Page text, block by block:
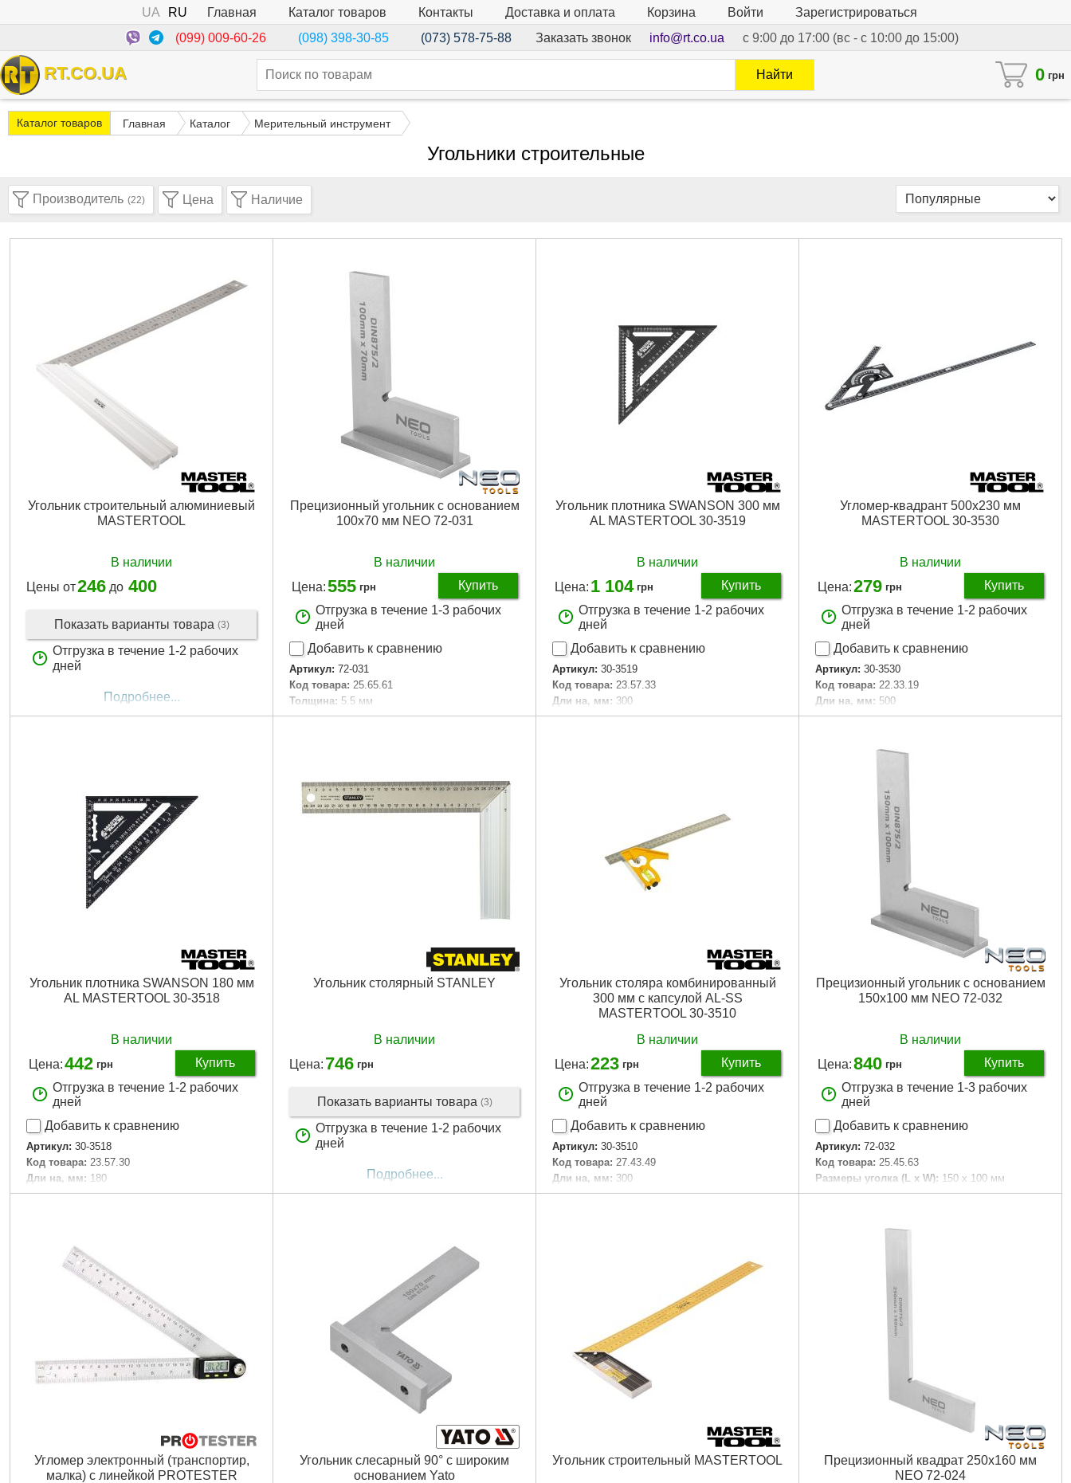
UA RU Главная Каталог товаров Контакты Доставка и оплата Корзина Войти
Зарегистрироваться
(099) 009-60-26
(098) 398-30-85 (073) 578-75-88 Заказать звонок info@rt.co.ua с 9:00 до 17:00 (вс - с 10:00 до 15:00)
RT.CO.UA 0 грн
Найти
Каталог товаров Главная Каталог Мерительный инструмент
Угольники строительные
Производитель (22) Цена Наличие
Угольник строительный алюминиевый
MASTERTOOL
В наличии
Цены от246 до 400
Показать варианты товара (3)
Отгрузка в течение 1-2 рабочих
дней
Подробнее...
Прецизионный угольник с основанием
100x70 мм NEO 72-031
В наличии
Цена:555 грн
Купить
Отгрузка в течение 1-3 рабочих
дней
Добавить к сравнению
Артикул: 72-031
Код товара: 25.65.61
Толщина: 5.5 мм
Размеры уголка (L x W): 100 x 70 мм
Подробнее...
Угольник плотника SWANSON 300 мм
AL MASTERTOOL 30-3519
В наличии
Цена: 1 104 грн
Купить
Отгрузка в течение 1-2 рабочих
дней
Добавить к сравнению
Артикул: 30-3519
Код товара: 23.57.33
Дли на, мм: 300
Габариты упаковки: 300x300x20 мм
Угломер-квадрант 500х230 мм
MASTERTOOL 30-3530
В наличии
Цена:279 грн
Купить
Отгрузка в течение 1-2 рабочих
дней
Добавить к сравнению
Артикул: 30-3530
Код товара: 22.33.19
Дли на, мм: 500
Ширина, мм: 230
Габариты упаковки:
Угольник плотника SWANSON 180 мм
AL MASTERTOOL 30-3518
В наличии
Цена:442 грн
Купить
Отгрузка в течение 1-2 рабочих
дней
Добавить к сравнению
Артикул: 30-3518
Код товара: 23.57.30
Дли на, мм: 180
Габариты упаковки: 180x180x20 мм
Угольник столярный STANLEY
В наличии
Цена: 746 грн
Показать варианты товара (3)
Отгрузка в течение 1-2 рабочих
дней
Подробнее...
Угольник столяра комбинированный
300 мм с капсулой AL-SS
MASTERTOOL 30-3510
В наличии
Цена:223 грн
Купить
Отгрузка в течение 1-2 рабочих
дней
Добавить к сравнению
Артикул: 30-3510
Код товара: 27.43.49
Дли на, мм: 300
Габариты упаковки: 340x100x20 мм
Прецизионный угольник с основанием
150x100 мм NEO 72-032
В наличии
Цена:840 грн
Купить
Отгрузка в течение 1-3 рабочих
дней
Добавить к сравнению
Артикул: 72-032
Код товара: 25.45.63
Размеры уголка (L x W): 150 x 100 мм
Габариты упаковки: 180x120x30 мм
Угломер электронный (транспортир,
малка) с линейкой PROTESTER
Угольник слесарный 90° с широким
основанием Yato
Угольник строительный MASTERTOOL
Прецизионный квадрат 250x160 мм
NEO 72-024